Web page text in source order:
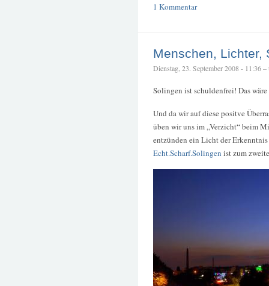
1 Kommentar
Menschen, Lichter,
Dienstag, 23. September 2008 - 11:36 –
Solingen ist schuldenfrei! Das
Und da wir auf diese positve
üben wir uns im „Verzicht“ beim
entzünden ein Licht der
Echt.Scharf.Solingen ist zum